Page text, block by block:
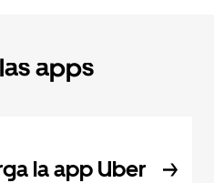
apps
la app Uber